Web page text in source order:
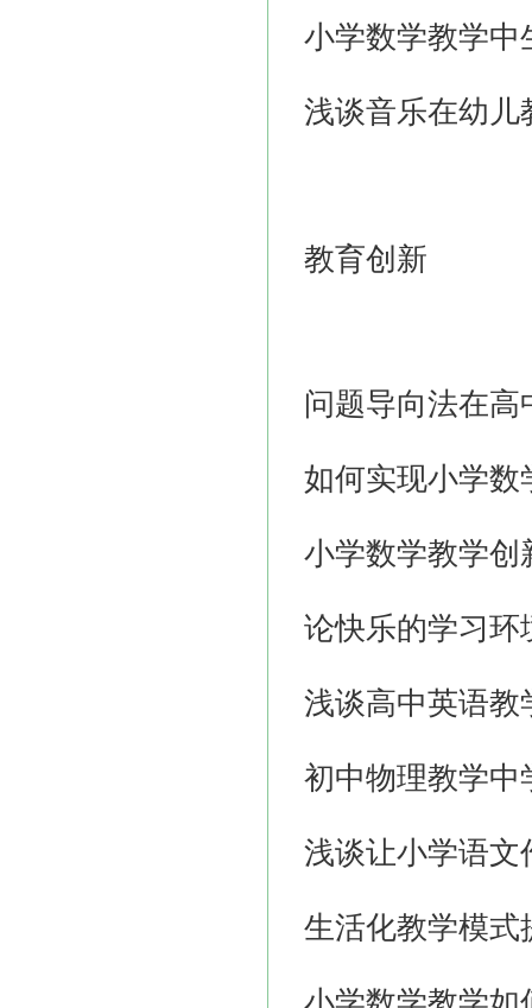
小学数学教学中
浅谈音乐在幼儿
教育创新
问题导向法在
如何实现小学数
小学数学教学创
论快乐的学习环
浅谈高中英语教
初中物理教学中
浅谈让小学语文
生活化教学模式